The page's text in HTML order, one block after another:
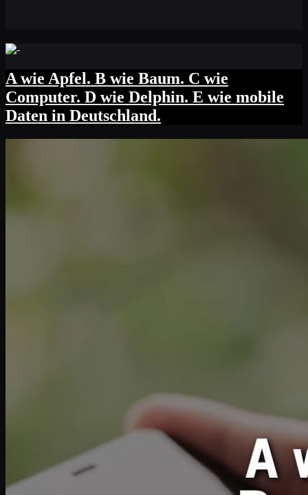
A wie Apfel. B wie Baum. C wie
Computer. D wie Delphin. E wie mobile
Daten in Deutschland.